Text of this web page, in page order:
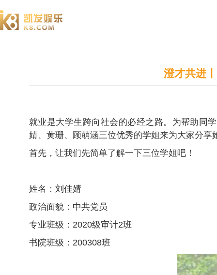
澄才共进
就业是大学生跨向社会的必经之路。为帮助同
婧、黄珊、顾萌涵三位优秀的学姐来为大家分享
首先，让我们先简单了解一下三位学姐吧！
姓名：刘佳婧
政治面貌：中共党员
专业班级：2020级审计2班
书院班级：200308班